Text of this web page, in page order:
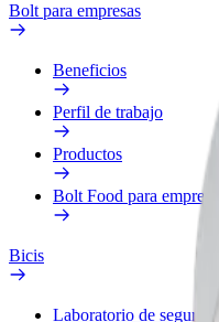
Bolt para empresas
Beneficios
Perfil de trabajo
Productos
Bolt Food para empresas
Bicis
Laboratorio de seguridad